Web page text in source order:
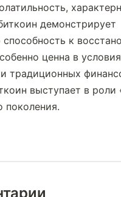
демонстрирует
к
ценна в
традиционных
выступает в роли
поколения.